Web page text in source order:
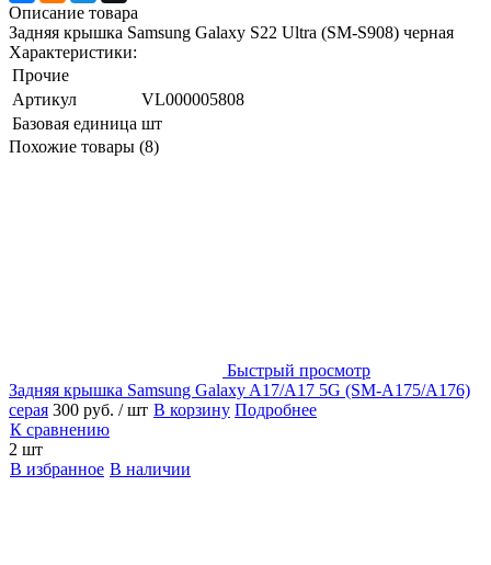
Описание товара
Задняя крышка Samsung Galaxy S22 Ultra (SM-S908) черная
Характеристики:
Прочие
Артикул
VL000005808
Базовая единица шт
Похожие товары (8)
Быстрый просмотр
Задняя крышка Samsung Galaxy A17/A17 5G (SM-A175/A176)
серая 300 руб. / шт В корзину Подробнее
К сравнению
2 шт
В избранное В наличии